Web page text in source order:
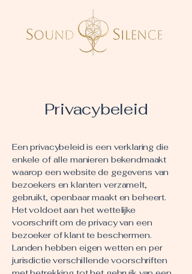
Privacybeleid
Een privacybeleid is een verklaring die
enkele of alle manieren bekendmaakt
waarop een website de gegevens van
bezoekers en klanten verzamelt,
gebruikt, openbaar maakt en beheert.
Het voldoet aan het wettelijke
voorschrift om de privacy van een
bezoeker of klant te beschermen.
Landen hebben eigen wetten en per
jurisdictie verschillende voorschriften